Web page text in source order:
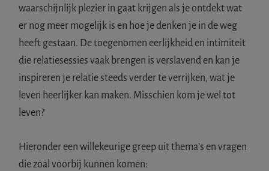
waarschijnlijk plezier in gaat krijgen als je ontdekt wat
er nog meer mogelijk is en hoe je denken je in de weg
heeft gestaan. De toegenomen eerlijkheid en intimiteit
die relatiesessies vaak brengen is verslavend en kan je
inspireren je relatie steeds verder te verrijken, wat je
leven heerlijker kan maken. Misschien kom je wel tot
leven?
Hieronder een willekeurige greep uit thema’s en vragen
die zoal voorbij kunnen komen: